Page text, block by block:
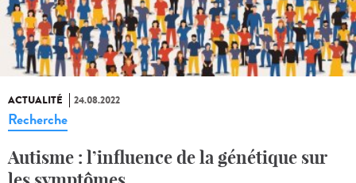
ACTUALITÉ 24.08.2022
Recherche
Autisme : l’influence de la génétique sur